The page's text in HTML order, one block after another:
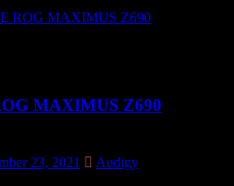
MAXIMUS Z690
23, 2021 Audigy